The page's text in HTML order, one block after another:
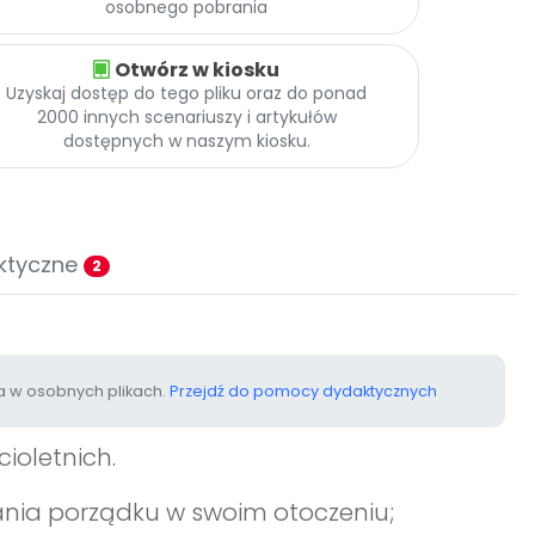
osobnego pobrania
Otwórz w kiosku
Uzyskaj dostęp do tego pliku oraz do ponad
2000 innych scenariuszy i artykułów
dostępnych w naszym kiosku.
2
osobnych plikach. Przejdź do pomocy dydaktycznych
porządku w swoim otoczeniu;